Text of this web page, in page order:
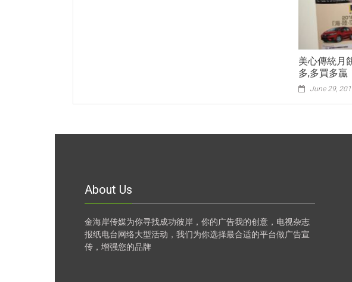
美心傳統月
多,多買多贏
June 29,
About Us
金海岸传媒为你寻找成功彼岸，你的广告我的创意，电视杂志
报纸电台网络大型活动，我们为你选择最合适的平台做广告宣
传，增强您的品牌